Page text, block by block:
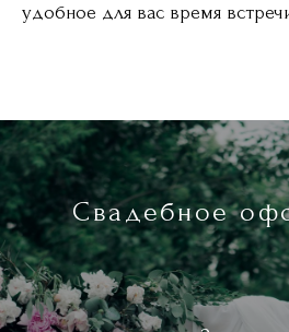
удобное для вас время
Свадебное